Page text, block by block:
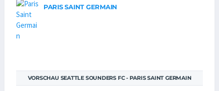
PARIS SAINT GERMAIN
VORSCHAU SEATTLE SOUNDERS FC - PARIS SAINT GERMAIN